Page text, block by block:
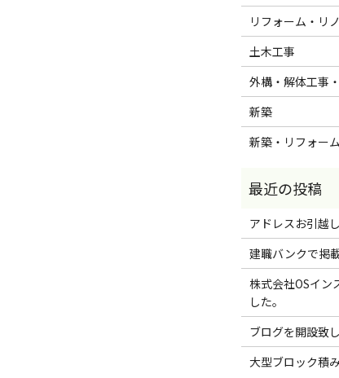
リフォーム・リ
土木工事
外構・解体工事
新築
新築・リフォー
アドレスお引越
建職バンクで掲
株式会社OSイン
した。
ブログを開設致
大型ブロック積